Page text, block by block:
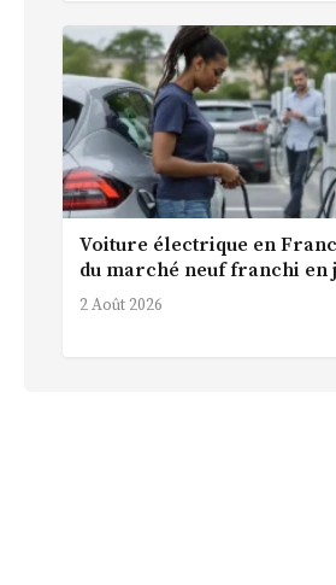
Voiture électrique en
du marché neuf franchi en
2 Août 2026